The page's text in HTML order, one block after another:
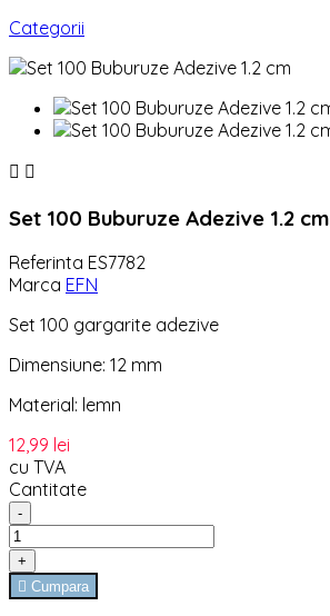
Categorii
 
Set 100 Buburuze Adezive 1.2 cm
Referinta ES7782
Marca EFN
Set 100 gargarite adezive
Dimensiune: 12 mm
Material: lemn
12,99 lei
cu TVA
Cantitate
-
+
 Cumpara